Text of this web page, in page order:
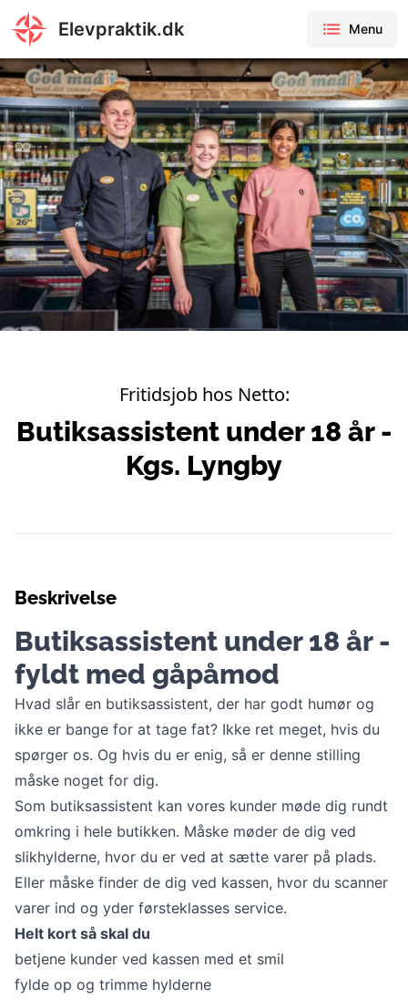
Elevpraktik.dk Menu
Fritidsjob hos Netto:
Butiksassistent under 18 år -
Kgs. Lyngby
Beskrivelse
Butiksassistent under 18 år -
fyldt med gåpåmod
Hvad slår en butiksassistent, der har godt humør og
ikke er bange for at tage fat? Ikke ret meget, hvis du
spørger os. Og hvis du er enig, så er denne stilling
måske noget for dig.
Som butiksassistent kan vores kunder møde dig rundt
omkring i hele butikken. Måske møder de dig ved
slikhylderne, hvor du er ved at sætte varer på plads.
Eller måske finder de dig ved kassen, hvor du scanner
varer ind og yder førsteklasses service.
Helt kort så skal du
betjene kunder ved kassen med et smil
fylde op og trimme hylderne